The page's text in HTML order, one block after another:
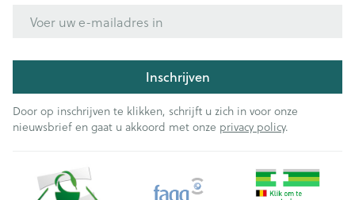
Inschrijven
Door op inschrijven te klikken, schrijft u zich in voor onze
nieuwsbrief en gaat u akkoord met onze privacy policy.